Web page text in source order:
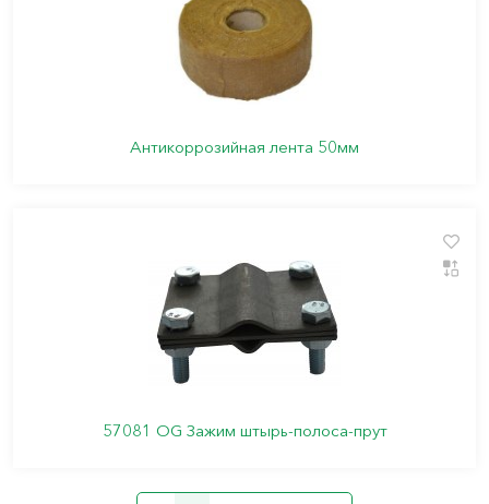
Антикоррозийная лента 50мм
57081 OG Зажим штырь-полоса-прут